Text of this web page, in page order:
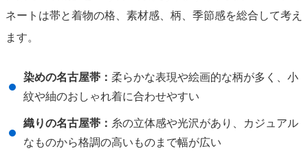
ネートは帯と着物の格、素材感、柄、季節感を総合して考え
ます。
染めの名古屋帯： 柔らかな表現や絵画的な柄が多く、小
紋や紬のおしゃれ着に合わせやすい
織りの名古屋帯： 糸の立体感や光沢があり、カジュアル
なものから格調の高いものまで幅が広い